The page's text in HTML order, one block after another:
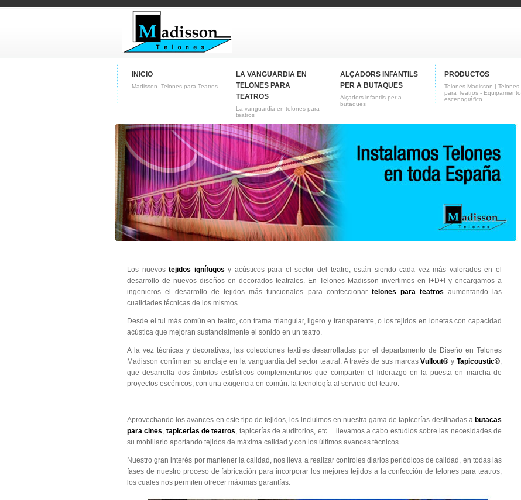
INICIO
Madisson. Telones para Teatros
LA VANGUARDIA EN
TELONES PARA
TEATROS
La vanguardia en telones para
teatros
ALÇADORS INFANTILS
PER A BUTAQUES
Alçadors infantils per a
butaques
PRODUCTOS
Telones Madisson | Telones
para Teatros - Equipamiento
escenográfico
CONTACTO
Conozca nuestra empresa
Fabricas de telones para
teatros y butacas para cines
Los nuevostejidos ignífugos y acústicos para el sector del teatro, están siendo cada vez más valorados en el
desarrollo de nuevos diseños en decorados teatrales. En Telones Madisson invertimos en I+D+I y encargamos a
ingenieros el desarrollo de tejidos más funcionales para confeccionar telones para teatros aumentando las
cualidades técnicas de los mismos.
Desde el tul más común en teatro, con trama triangular, ligero y transparente, o los tejidos en lonetas con capacidad
acústica que mejoran sustancialmente el sonido en un teatro.
A la vez técnicas y decorativas, las colecciones textiles desarrolladas por el departamento de Diseño en Telones
Madisson confirman su anclaje en la vanguardia del sector teatral. A través de sus marcasVullout® yTapicoustic®,
que desarrolla dos ámbitos estilísticos complementarios que comparten el liderazgo en la puesta en marcha de
proyectos escénicos, con una exigencia en común: la tecnología al servicio del teatro.
Aprovechando los avances en este tipo de tejidos, los incluimos en nuestra gama de tapicerías destinadas a butacas
para cines, tapicerías de teatros, tapicerías de auditorios, etc… llevamos a cabo estudios sobre las necesidades de
su mobiliario aportando tejidos de máxima calidad y con los últimos avances técnicos.
Nuestro gran interés por mantener la calidad, nos lleva a realizar controles diarios periódicos de calidad, en todas las
fases de nuestro proceso de fabricación para incorporar los mejores tejidos a la confección de telones para teatros,
los cuales nos permiten ofrecer máximas garantías.